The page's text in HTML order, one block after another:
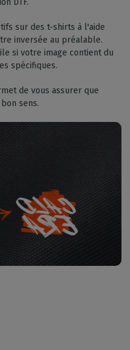
DTF.
sur des t-shirts à l'aide
inversée au préalable.
si votre image contient du
spécifiques.
de vous assurer que
sens.